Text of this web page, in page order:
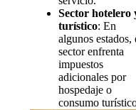
Sector hotelero
turístico: En
algunos estados,
sector enfrenta
impuestos
adicionales por
hospedaje o
consumo